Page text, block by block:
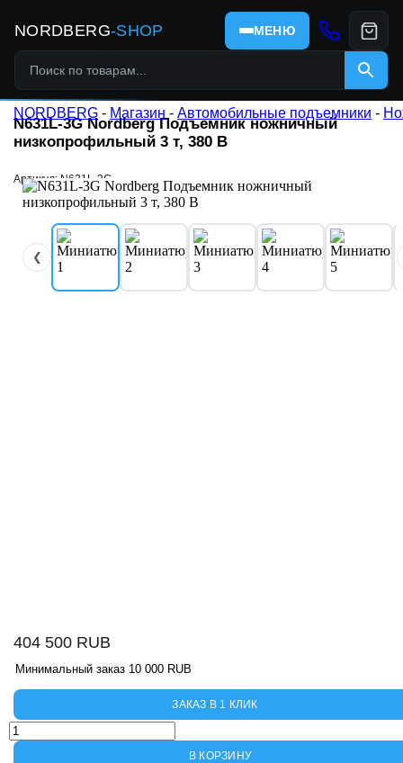
NORDBERG-SHOP МЕНЮ
NORDBERG - Магазин - Автомобильные подъемники -
N631L-3G Nordberg Подъемник ножничный
низкопрофильный 3 т, 380 В
Артикул: N631L-3G
❮
404 500 RUB
Минимальный заказ 10 000 RUB
ЗАКАЗ В 1 КЛИК
Количество
товара
В КОРЗИНУ